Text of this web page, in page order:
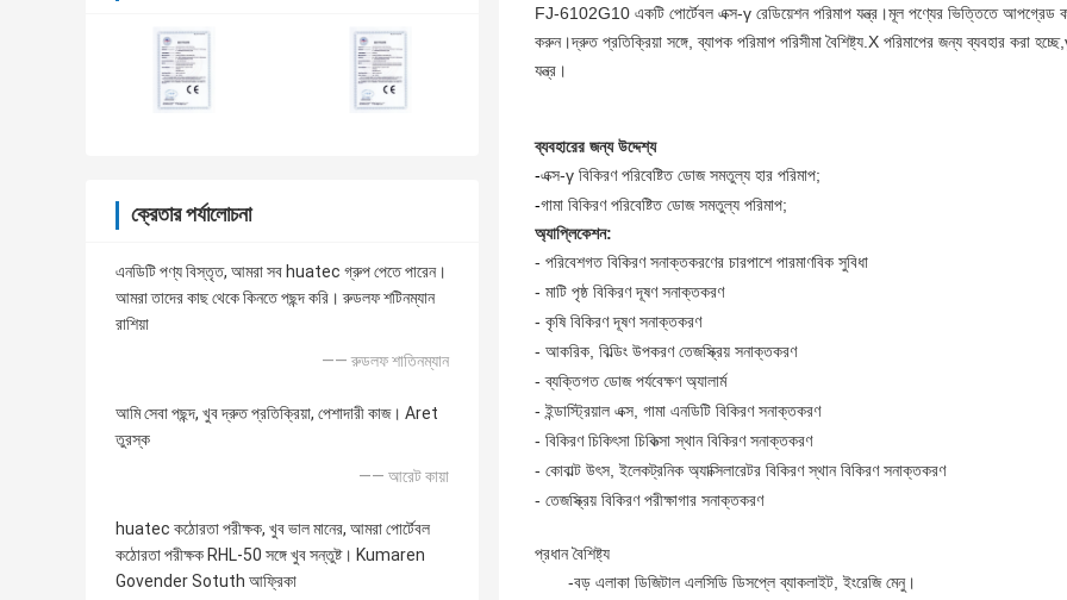
ক্রেতার পর্যালোচনা
এনডিটি পণ্য বিস্তৃত, আমরা সব huatec গ্রুপ পেতে পারেন।
আমরা তাদের কাছ থেকে কিনতে পছন্দ করি। রুডলফ শটিনম্যান
রাশিয়া
—— রুডলফ শাতিনম্যান
আমি সেবা পছন্দ, খুব দ্রুত প্রতিক্রিয়া, পেশাদারী কাজ। Aret
তুরস্ক
—— আরেট কায়া
huatec কঠোরতা পরীক্ষক, খুব ভাল মানের, আমরা পোর্টেবল
কঠোরতা পরীক্ষক RHL-50 সঙ্গে খুব সন্তুষ্ট। Kumaren
Govender Sotuth আফ্রিকা
FJ-6102G10 একটি পোর্টেবল এক্স-γ রেডিয়েশন পরিমাপ যন্ত্র।মূল পণ্যের ভিত্তিতে আপগ্রেড করা
করুন।দ্রুত প্রতিক্রিয়া সঙ্গে, ব্যাপক পরিমাপ পরিসীমা বৈশিষ্ট্য.X পরিমাপের জন্য ব্যবহার করা হচ্ছে,
যন্ত্র।
ব্যবহারের জন্য উদ্দেশ্য
-এক্স-γ বিকিরণ পরিবেষ্টিত ডোজ সমতুল্য হার পরিমাপ;
-গামা বিকিরণ পরিবেষ্টিত ডোজ সমতুল্য পরিমাপ;
অ্যাপ্লিকেশন:
- পরিবেশগত বিকিরণ সনাক্তকরণের চারপাশে পারমাণবিক সুবিধা
- মাটি পৃষ্ঠ বিকিরণ দূষণ সনাক্তকরণ
- কৃষি বিকিরণ দূষণ সনাক্তকরণ
- আকরিক, বিল্ডিং উপকরণ তেজস্ক্রিয় সনাক্তকরণ
- ব্যক্তিগত ডোজ পর্যবেক্ষণ অ্যালার্ম
- ইন্ডাস্ট্রিয়াল এক্স, গামা এনডিটি বিকিরণ সনাক্তকরণ
- বিকিরণ চিকিৎসা চিকিত্সা স্থান বিকিরণ সনাক্তকরণ
- কোবাল্ট উৎস, ইলেকট্রনিক অ্যাক্সিলারেটর বিকিরণ স্থান বিকিরণ সনাক্তকরণ
- তেজস্ক্রিয় বিকিরণ পরীক্ষাগার সনাক্তকরণ
প্রধান বৈশিষ্ট্য
-বড় এলাকা ডিজিটাল এলসিডি ডিসপ্লে ব্যাকলাইট, ইংরেজি মেনু।